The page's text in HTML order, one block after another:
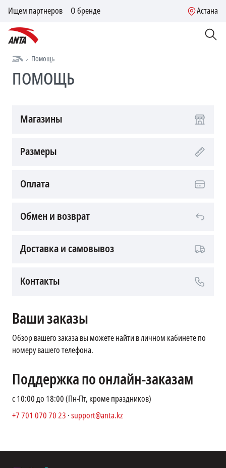
Ищем партнеров О бренде Астана
Помощь
ПОМОЩЬ
Магазины
Размеры
Оплата
Обмен и возврат
Доставка и самовывоз
Контакты
Ваши заказы
Обзор вашего заказа вы можете найти в личном кабинете по
номеру вашего телефона.
Поддержка по онлайн-заказам
с 10:00 до 18:00 (Пн-Пт, кроме праздников)
+7 701 070 70 23 ·support@anta.kz